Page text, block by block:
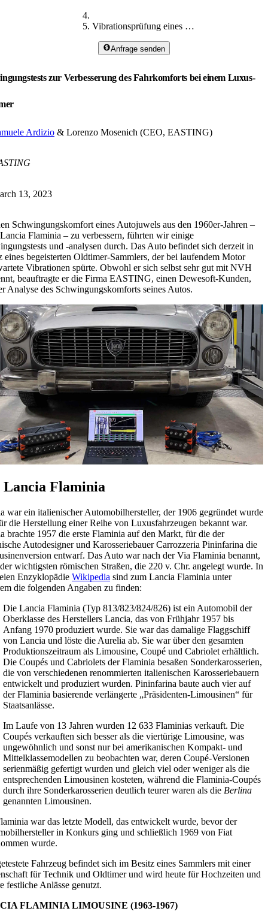
Vibrationsprüfung eines Oldtimer-Luxusautos
Anfrage senden
zur Verbesserung des Fahrkomforts bei einem Luxus-
Ardizio & Lorenzo Mosenich (CEO, EASTING)
13, 2023
Schwingungskomfort eines Autojuwels aus den 1960er-Jahren –
Flaminia – zu verbessern, führten wir einige
und -analysen durch. Das Auto befindet sich derzeit in
eines begeisterten Oldtimer-Sammlers, der bei laufendem Motor
Vibrationen spürte. Obwohl er sich selbst sehr gut mit NVH
beauftragte er die Firma EASTING, einen Dewesoft-Kunden,
Analyse des Schwingungskomforts seines Autos.
Lancia Flaminia
war ein italienischer Automobilhersteller, der 1906 gegründet wurde
die Herstellung einer Reihe von Luxusfahrzeugen bekannt war.
brachte 1957 die erste Flaminia auf den Markt, für die der
Autodesigner und Karosseriebauer Carrozzeria Pininfarina die
entwarf. Das Auto war nach der Via Flaminia benannt,
wichtigsten römischen Straßen, die 220 v. Chr. angelegt wurde. In
Enzyklopädie Wikipedia sind zum Lancia Flaminia unter
die folgenden Angaben zu finden:
Die Lancia Flaminia (Typ 813/823/824/826) ist ein Automobil der
Oberklasse des Herstellers Lancia, das von Frühjahr 1957 bis
Anfang 1970 produziert wurde. Sie war das damalige Flaggschiff
von Lancia und löste die Aurelia ab. Sie war über den gesamten
Produktionszeitraum als Limousine, Coupé und Cabriolet erhältlich.
Die Coupés und Cabriolets der Flaminia besaßen Sonderkarosserien,
die von verschiedenen renommierten italienischen Karosseriebauern
entwickelt und produziert wurden. Pininfarina baute auch vier auf
der Flaminia basierende verlängerte „Präsidenten-Limousinen“ für
Staatsanlässe.
Im Laufe von 13 Jahren wurden 12 633 Flaminias verkauft. Die
Coupés verkauften sich besser als die viertürige Limousine, was
ungewöhnlich und sonst nur bei amerikanischen Kompakt- und
Mittelklassemodellen zu beobachten war, deren Coupé-Versionen
serienmäßig gefertigt wurden und gleich viel oder weniger als die
entsprechenden Limousinen kosteten, während die Flaminia-Coupés
durch ihre Sonderkarosserien deutlich teurer waren als die Berlina
genannten Limousinen.
war das letzte Modell, das entwickelt wurde, bevor der
in Konkurs ging und schließlich 1969 von Fiat
wurde.
Fahrzeug befindet sich im Besitz eines Sammlers mit einer
für Technik und Oldtimer und wird heute für Hochzeiten und
festliche Anlässe genutzt.
FLAMINIA LIMOUSINE (1963-1967)